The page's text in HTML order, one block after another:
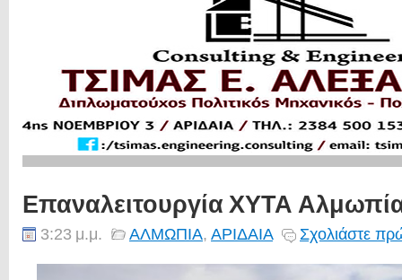
Επαναλειτουργία ΧΥΤΑ
3:23 μ.μ. ΑΛΜΩΠΙΑ, ΑΡΙΔΑΙΑ Σχολιάστε